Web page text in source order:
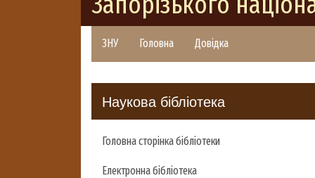
ЗНУ Головна Довідка
Наукова бібліотека
Головна сторінка бібліотеки
Електронна бібліотека